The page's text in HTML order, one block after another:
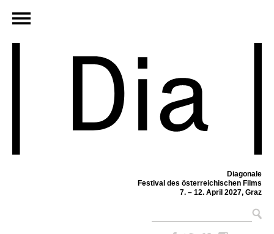
Diagonale
Festival des österreichischen Films
7. – 12. April 2027, Graz